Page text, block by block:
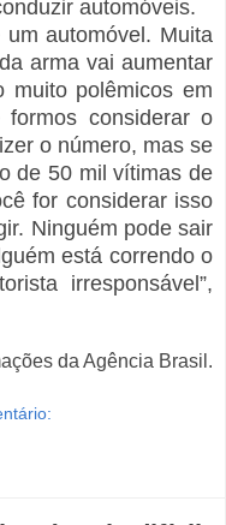
automóveis.
automóvel. Muita
arma vai aumentar
muito polêmicos em
considerar o
o número, mas se
de 50 mil vítimas de
for considerar isso
Ninguém pode sair
está correndo o
irresponsável”,
da Agência Brasil.